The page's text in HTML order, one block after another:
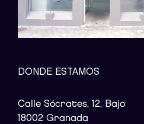
DONDE ESTAMOS
Calle Sócrates, 12, Bajo
18002 Granada